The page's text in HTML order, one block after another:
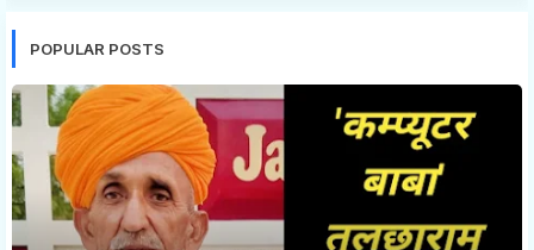
POPULAR POSTS